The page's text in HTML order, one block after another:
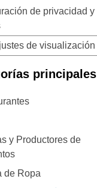
de privacidad y
de visualización
principales
y Productores de
de Ropa